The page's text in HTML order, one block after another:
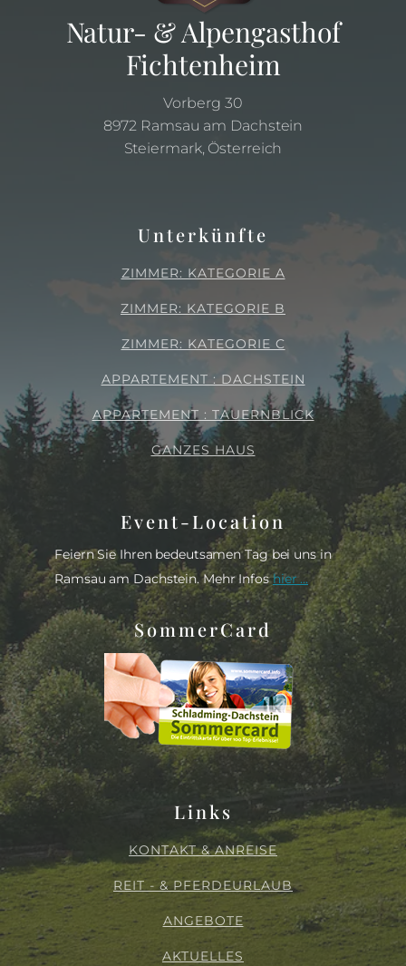
Natur- & Alpengasthof
Fichtenheim
Vorberg 30
8972 Ramsau am Dachstein
Steiermark, Österreich
Unterkünfte
ZIMMER: KATEGORIE A
ZIMMER: KATEGORIE B
ZIMMER: KATEGORIE C
APPARTEMENT : DACHSTEIN
APPARTEMENT : TAUERNBLICK
GANZES HAUS
Event-Location
Feiern Sie Ihren bedeutsamen Tag bei uns in
Ramsau am Dachstein. Mehr Infoshier ...
SommerCard
Links
KONTAKT & ANREISE
REIT - & PFERDEURLAUB
ANGEBOTE
AKTUELLES